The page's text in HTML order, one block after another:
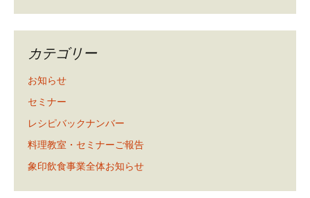
カテゴリー
お知らせ
セミナー
レシピバックナンバー
料理教室・セミナーご報告
象印飲食事業全体お知らせ